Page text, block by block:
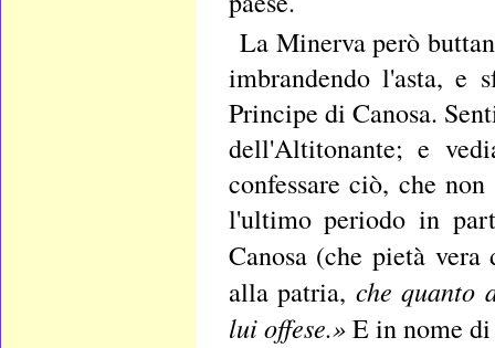
La Minerva però
imbrandendo l'asta, e
Principe di Canosa.
dell'Altitonante; e
confessare ciò, che
l'ultimo periodo in
Canosa (che pietà
alla patria, che quanto
lui offese.»E in nome